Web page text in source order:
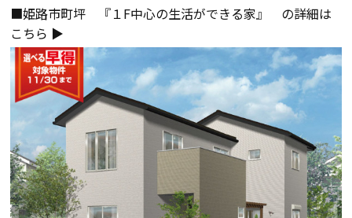
家づくりサポート
土地の上手な探し方
家づくりの資金計画
設計・施工品質管理
検査・アフターメンテナンス
■姫路市町坪 『１F中心の生活ができる家』 の詳細は
こちら ▶